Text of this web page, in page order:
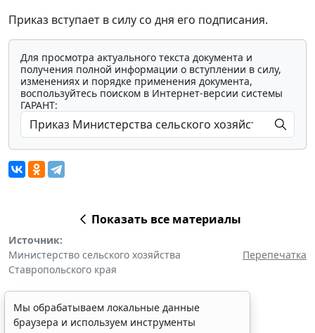
Приказ вступает в силу со дня его подписания.
Для просмотра актуального текста документа и
получения полной информации о вступлении в силу,
изменениях и порядке применения документа,
воспользуйтесь поиском в Интернет-версии системы
ГАРАНТ:
Показать все материалы
Источник:
Министерство сельского хозяйства
Ставропольского края
Перепечатка
Мы обрабатываем локальные данные
браузера и используем инструменты